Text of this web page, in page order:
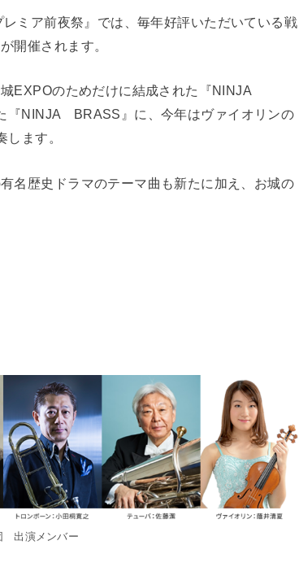
ミア前夜祭』では、毎年好評いただいている戦
開催されます。
EXPOのためだけに結成された『NINJA
『NINJA BRASS』に、今年はヴァイオリンの
ます。
名歴史ドラマのテーマ曲も新たに加え、お城の
出演メンバー